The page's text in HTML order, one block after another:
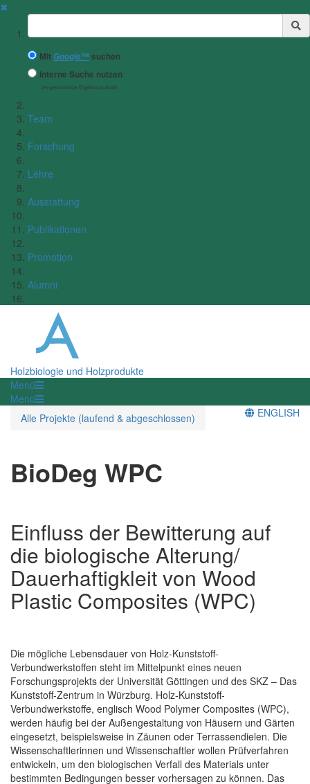
✖
Suchbegriff
MitGoogle™ suchen
Interne Suche nutzen
(eingeschränkte Ergebnisqualität)
Team
Forschung
Lehre
Ausstattung
Publikationen
Promotion
Alumni
Holzbiologie und Holzprodukte
Menü
Menü
Alle Projekte (laufend & abgeschlossen)
ENGLISH
BioDeg WPC
Einfluss der Bewitterung auf
die biologische Alterung/
Dauerhaftigkleit von Wood
Plastic Composites (WPC)
Die mögliche Lebensdauer von Holz-Kunststoff-
Verbundwerkstoffen steht im Mittelpunkt eines neuen
Forschungsprojekts der Universität Göttingen und des SKZ – Das
Kunststoff-Zentrum in Würzburg. Holz-Kunststoff-
Verbundwerkstoffe, englisch Wood Polymer Composites (WPC),
werden häufig bei der Außengestaltung von Häusern und Gärten
eingesetzt, beispielsweise in Zäunen oder Terrassendielen. Die
Wissenschaftlerinnen und Wissenschaftler wollen Prüfverfahren
entwickeln, um den biologischen Verfall des Materials unter
bestimmten Bedingungen besser vorhersagen zu können. Das